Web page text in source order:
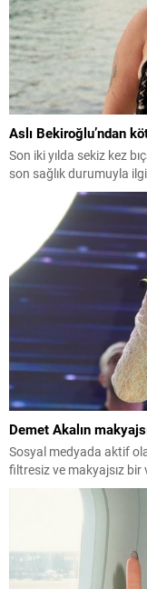
Aslı Bekiroğlu’ndan
Son iki yılda sekiz kez
son sağlık durumuyla
Demet Akalın
Sosyal medyada aktif
filtresiz ve makyajsız bir